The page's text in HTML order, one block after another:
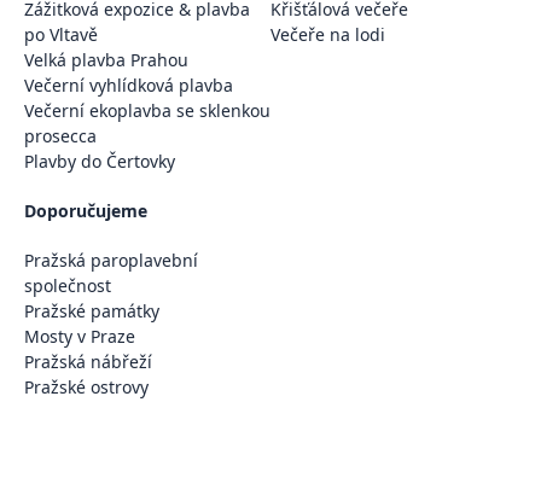
Zážitková expozice & plavba
po Vltavě
Velká plavba Prahou
Večerní vyhlídková plavba
Večerní ekoplavba se sklenkou
prosecca
Plavby do Čertovky
Křišťálová večeře
Večeře na lodi
Doporučujeme
Pražská paroplavební
společnost
Pražské památky
Mosty v Praze
Pražská nábřeží
Pražské ostrovy